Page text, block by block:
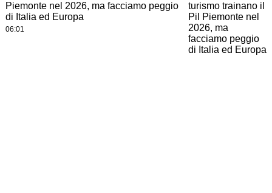
Piemonte nel 2026, ma facciamo peggio
di Italia ed Europa
06:01